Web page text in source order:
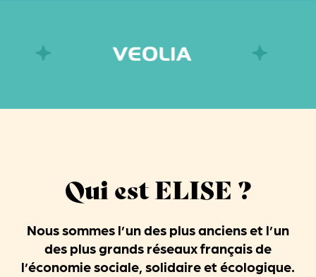
Qui est ELISE ?
Nous sommes l’un des plus anciens et l’un
des plus grands réseaux français de
l’économie sociale, solidaire et écologique.